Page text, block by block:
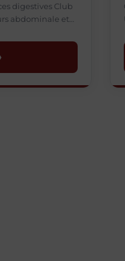
digestives Club
abdominale et